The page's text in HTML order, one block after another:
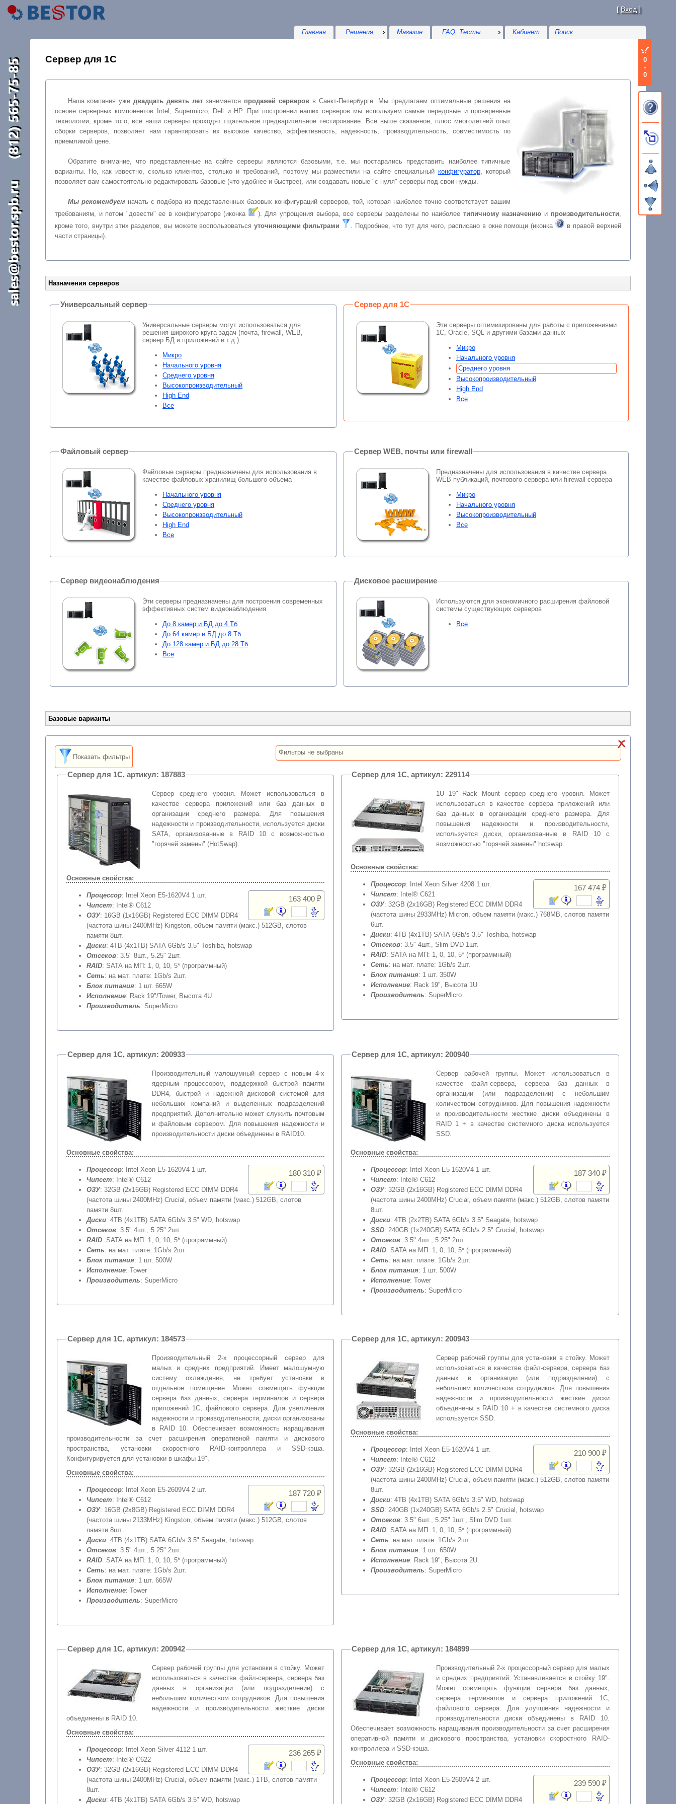
[Вход]
Главная Решения Магазин FAQ, Тесты ... Кабинет
Сервер для 1С
Наша компания уже двадцать девять летзанимается продажей серверовв Санкт-Петербурге. Мы предлагаем оптимальные решения на
основе серверных компонентов Intel, Supermicro, Dell и HP. При построении наших серверов мы используем самые передовые и проверенные
технологии, кроме того, все наши серверы проходят тщательное предварительное тестирование. Все выше сказанное, плюс многолетний опыт
сборки серверов, позволяет нам гарантировать их высокое качество, эффективность, надежность, производительность, совместимость по
приемлимой цене.
Обратите внимание, что представленные на сайте серверы являются базовыми, т.е. мы постарались представить наиболее типичные
варианты. Но, как известно, сколько клиентов, столько и требований, поэтому мы разместили на сайте специальный конфигуратор, который
позволяет вам самостоятельно редактировать базовые (что удобнее и быстрее), или создавать новые "с нуля" серверы под свои нужды.
Мы рекомендуемначать с подбора из представленных базовых конфигураций серверов, той, которая наиболее точно соответствует вашим
требованиям, и потом "довести" ее в конфигураторе (иконка
). Для упрощения выбора, все серверы разделены по наиболее типичному назначениюи производительности,
кроме того, внутри этих разделов, вы можете воспользоваться уточняющими фильтрами . Подробнее, что тут для чего, расписано в окне помощи (иконка
в правой верхней
части страницы).
Назначения серверов
Универсальный сервер
Универсальные серверы могут использоваться для
решения широкого круга задач (почта, firewall, WEB,
сервер БД и приложений и т.д.)
Микро
Начального уровня
Среднего уровня
Высокопроизводительный
High End
Все
Сервер для 1С
Эти серверы оптимизированы для работы с приложениями
1С, Oracle, SQL и другими базами данных
Микро
Начального уровня
Среднего уровня
Высокопроизводительный
High End
Все
Файловый сервер
Файловые серверы предназначены для использования в
качестве файловых хранилищ большого объема
Начального уровня
Среднего уровня
Высокопроизводительный
High End
Все
Сервер WEB, почты или firewall
Предназначены для использования в качестве сервера
WEB публикаций, почтового сервера или fiirewall сервера
Микро
Начального уровня
Высокопроизводительный
Все
Сервер видеонаблюдения
Эти серверы предназначены для построения современных
эффективных систем видеонаблюдения
До 8 камер и БД до 4 Тб
До 64 камер и БД до 8 Тб
До 128 камер и БД до 28 Тб
Все
Дисковое расширение
Используются для экономичного расширения файловой
системы существующих серверов
Все
Базовые варианты
Показать фильтры
Фильтры не выбраны
Сервер для 1С, артикул: 187883
Сервер среднего уровня. Может использоваться в
качестве сервера приложений или баз данных в
организации среднего размера. Для повышения
надежности и производительности, используется диски
SATA, организованные в RAID 10 с возможностью
"горячей замены" (HotSwap).
Основные свойства:
163 400 ₽
Процессор: Intel Xeon E5-1620V4 1 шт.
Чипсет: Intel® C612
ОЗУ: 16GB (1x16GB) Registered ECC DIMM DDR4
(частота шины 2400MHz) Kingston, объем памяти (макс.) 512GB, слотов
памяти 8шт.
Диски: 4TB (4x1TB) SATA 6Gb/s 3.5" Toshiba, hotswap
Отсеков: 3.5" 8шт., 5.25" 2шт.
RAID: SATA на МП: 1, 0, 10, 5* (программный)
Сеть: на мат. плате: 1Gb/s 2шт.
Блок питания: 1 шт. 665W
Исполнение: Rack 19"/Tower, Высота 4U
Производитель: SuperMicro
Сервер для 1С, артикул: 229114
1U 19" Rack Mount сервер среднего уровня. Может
использоваться в качестве сервера приложений или
баз данных в организации среднего размера. Для
повышения надежности и производительности,
используется диски, организованные в RAID 10 с
возможностью "горячей замены" hotswap.
Основные свойства:
167 474 ₽
Процессор: Intel Xeon Silver 4208 1 шт.
Чипсет: Intel® C621
ОЗУ: 32GB (2x16GB) Registered ECC DIMM DDR4
(частота шины 2933MHz) Micron, объем памяти (макс.) 768MB, слотов памяти
6шт.
Диски: 4TB (4x1TB) SATA 6Gb/s 3.5" Toshiba, hotswap
Отсеков: 3.5" 4шт., Slim DVD 1шт.
RAID: SATA на МП: 1, 0, 10, 5* (программный)
Сеть: на мат. плате: 1Gb/s 2шт.
Блок питания: 1 шт. 350W
Исполнение: Rack 19", Высота 1U
Производитель: SuperMicro
Сервер для 1С, артикул: 200933
Производительный малошумный сервер с новым 4-х
ядерным процессором, поддержкой быстрой памяти
DDR4, быстрой и надежной дисковой системой для
небольших компаний и выделенных подразделений
предприятий. Дополнительно может служить почтовым
и файловым сервером. Для повышения надежности и
производительности диски объединены в RAID10.
Основные свойства:
180 310 ₽
Процессор: Intel Xeon E5-1620V4 1 шт.
Чипсет: Intel® C612
ОЗУ: 32GB (2x16GB) Registered ECC DIMM DDR4
(частота шины 2400MHz) Crucial, объем памяти (макс.) 512GB, слотов
памяти 8шт.
Диски: 4TB (4x1TB) SATA 6Gb/s 3.5" WD, hotswap
Отсеков: 3.5" 4шт., 5.25" 2шт.
RAID: SATA на МП: 1, 0, 10, 5* (программный)
Сеть: на мат. плате: 1Gb/s 2шт.
Блок питания: 1 шт. 500W
Исполнение: Tower
Производитель: SuperMicro
Сервер для 1С, артикул: 200940
Сервер рабочей группы. Может использоваться в
качестве файл-сервера, сервера баз данных в
организации (или подразделении) с небольшим
количеством сотрудников. Для повышения надежности
и производительности жесткие диски объединены в
RAID 1 + в качестве системного диска используется
SSD.
Основные свойства:
187 340 ₽
Процессор: Intel Xeon E5-1620V4 1 шт.
Чипсет: Intel® C612
ОЗУ: 32GB (2x16GB) Registered ECC DIMM DDR4
(частота шины 2400MHz) Crucial, объем памяти (макс.) 512GB, слотов памяти
8шт.
Диски: 4TB (2x2TB) SATA 6Gb/s 3.5" Seagate, hotswap
SSD: 240GB (1x240GB) SATA 6Gb/s 2.5" Crucial, hotswap
Отсеков: 3.5" 4шт., 5.25" 2шт.
RAID: SATA на МП: 1, 0, 10, 5* (программный)
Сеть: на мат. плате: 1Gb/s 2шт.
Блок питания: 1 шт. 500W
Исполнение: Tower
Производитель: SuperMicro
Сервер для 1С, артикул: 184573
Производительный 2-x процессорный сервер для
малых и средних предприятий. Имеет малошумную
систему охлаждения, не требует установки в
отдельное помещение. Может совмещать функции
сервера баз данных, сервера терминалов и сервера
приложений 1C, файлового сервера. Для увеличения
надежности и производительности, диски организованы
в RAID 10. Обеспечивает возможность наращивания
производительности за счет расширения оперативной памяти и дискового
пространства, установки скоростного RAID-контроллера и SSD-кэша.
Конфигурируется для установки в шкафы 19".
Основные свойства:
187 720 ₽
Процессор: Intel Xeon E5-2609V4 2 шт.
Чипсет: Intel® C612
ОЗУ: 16GB (2x8GB) Registered ECC DIMM DDR4
(частота шины 2133MHz) Kingston, объем памяти (макс.) 512GB, слотов
памяти 8шт.
Диски: 4TB (4x1TB) SATA 6Gb/s 3.5" Seagate, hotswap
Отсеков: 3.5" 4шт., 5.25" 2шт.
RAID: SATA на МП: 1, 0, 10, 5* (программный)
Сеть: на мат. плате: 1Gb/s 2шт.
Блок питания: 1 шт. 665W
Исполнение: Tower
Производитель: SuperMicro
Сервер для 1С, артикул: 200943
Сервер рабочей группы для установки в стойку. Может
использоваться в качестве файл-сервера, сервера баз
данных в организации (или подразделении) с
небольшим количеством сотрудников. Для повышения
надежности и производительности жесткие диски
объединены в RAID 10 + в качестве системного диска
используется SSD.
Основные свойства:
210 900 ₽
Процессор: Intel Xeon E5-1620V4 1 шт.
Чипсет: Intel® C612
ОЗУ: 32GB (2x16GB) Registered ECC DIMM DDR4
(частота шины 2400MHz) Crucial, объем памяти (макс.) 512GB, слотов памяти
8шт.
Диски: 4TB (4x1TB) SATA 6Gb/s 3.5" WD, hotswap
SSD: 240GB (1x240GB) SATA 6Gb/s 2.5" Crucial, hotswap
Отсеков: 3.5" 6шт., 5.25" 1шт., Slim DVD 1шт.
RAID: SATA на МП: 1, 0, 10, 5* (программный)
Сеть: на мат. плате: 1Gb/s 2шт.
Блок питания: 1 шт. 650W
Исполнение: Rack 19", Высота 2U
Производитель: SuperMicro
Сервер для 1С, артикул: 200942
Сервер рабочей группы для установки в стойку. Может
использоваться в качестве файл-сервера, сервера баз
данных в организации (или подразделении) с
небольшим количеством сотрудников. Для повышения
надежности и производительности жесткие диски
объединены в RAID 10.
Основные свойства:
236 265 ₽
Процессор: Intel Xeon Silver 4112 1 шт.
Чипсет: Intel® C622
ОЗУ: 32GB (2x16GB) Registered ECC DIMM DDR4
(частота шины 2400MHz) Crucial, объем памяти (макс.) 1TB, слотов памяти
8шт.
Диски: 4TB (4x1TB) SATA 6Gb/s 3.5" WD, hotswap
Сервер для 1С, артикул: 184899
Производительный 2-x процессорный сервер для малых
и средних предприятий. Устанавливается в стойку 19".
Может совмещать функции сервера баз данных,
сервера терминалов и сервера приложений 1C,
файлового сервера. Для улучшения надежности и
производительности диски объединены в RAID 10.
Обеспечивает возможность наращивания производительности за счет расширения
оперативной памяти и дискового пространства, установки скоростного RAID-
контроллера и SSD-кэша.
Основные свойства:
239 590 ₽
Процессор: Intel Xeon E5-2609V4 2 шт.
Чипсет: Intel® C612
ОЗУ: 32GB (2x16GB) Registered ECC DIMM DDR4
0
-
0